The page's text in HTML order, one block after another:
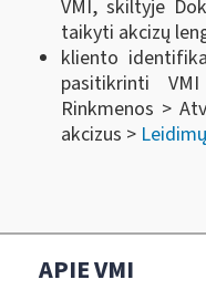
VMI, skiltyje
taikyti akcizų
kliento
pasitikrinti
Rinkmenos >
akcizus >
APIE VMI